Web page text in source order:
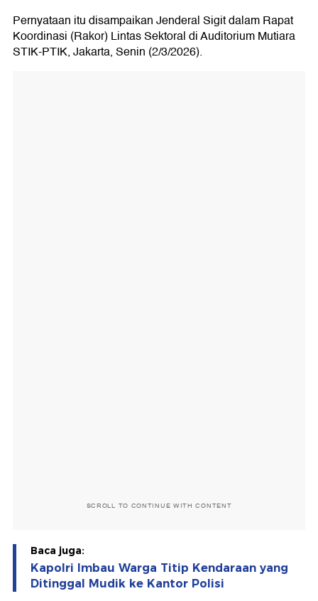
Pernyataan itu disampaikan Jenderal Sigit dalam Rapat
Koordinasi (Rakor) Lintas Sektoral di Auditorium Mutiara
STIK-PTIK, Jakarta, Senin (2/3/2026).
SCROLL TO CONTINUE WITH CONTENT
Baca juga:
Kapolri Imbau Warga Titip Kendaraan yang
Ditinggal Mudik ke Kantor Polisi